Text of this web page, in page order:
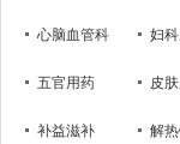
心脑血管科 妇
五官用药 皮
补益滋补 解